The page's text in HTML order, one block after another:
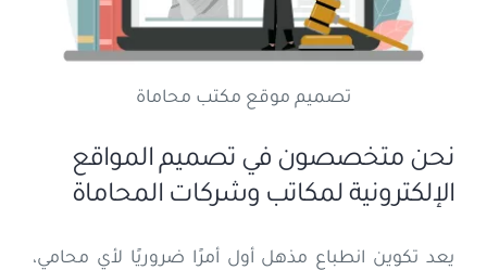
تصميم موقع مكتب محاماة
نحن متخصصون في تصميم المواقع
الإلكترونية لمكاتب وشركات المحاماة
يعد تكوين انطباع مذهل أول أمرًا ضروريًا لأي محامي،